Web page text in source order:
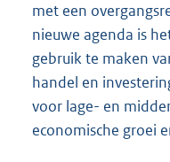
met een
nieuwe agenda is
gebruik te maken
handel en
voor lage- en
economische groei